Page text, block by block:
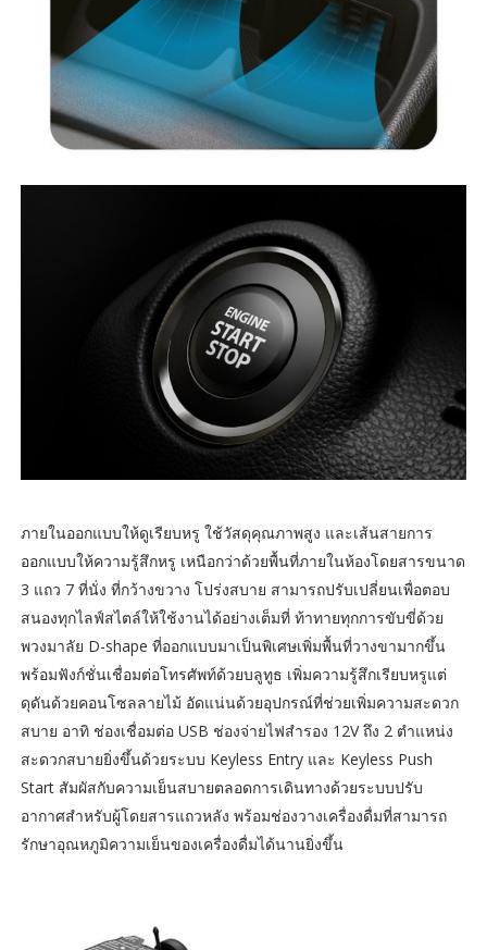
ภายในออกแบบให้ดูเรียบหรู ใช้วัสดุคุณภาพสูง และเส้นสายการ
ออกแบบให้ความรู้สึกหรู เหนือกว่าด้วยพื้นที่ภายในห้องโดยสารขนาด
3 แถว 7 ที่นั่ง ที่กว้างขวาง โปร่งสบาย สามารถปรับเปลี่ยนเพื่อตอบ
สนองทุกไลฟ์สไตล์ให้ใช้งานได้อย่างเต็มที่ ท้าทายทุกการขับขี่ด้วย
พวงมาลัย D-shape ที่ออกแบบมาเป็นพิเศษเพิ่มพื้นที่วางขามากขึ้น
พร้อมฟังก์ชั่นเชื่อมต่อโทรศัพท์ด้วยบลูทูธ เพิ่มความรู้สึกเรียบหรูแต่
ดุดันด้วยคอนโซลลายไม้ อัดแน่นด้วยอุปกรณ์ที่ช่วยเพิ่มความสะดวก
สบาย อาทิ ช่องเชื่อมต่อ USB ช่องจ่ายไฟสำรอง 12V ถึง 2 ตำแหน่ง
สะดวกสบายยิ่งขึ้นด้วยระบบ Keyless Entry และ Keyless Push
Start สัมผัสกับความเย็นสบายตลอดการเดินทางด้วยระบบปรับ
อากาศสำหรับผู้โดยสารแถวหลัง พร้อมช่องวางเครื่องดื่มที่สามารถ
รักษาอุณหภูมิความเย็นของเครื่องดื่มได้นานยิ่งขึ้น